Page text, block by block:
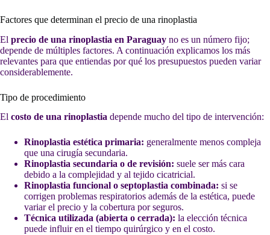
Factores que determinan el precio de una rinoplastia
El precio de una rinoplastia en Paraguay no es un número fijo;
depende de múltiples factores. A continuación explicamos los más
relevantes para que entiendas por qué los presupuestos pueden variar
considerablemente.
Tipo de procedimiento
El costo de una rinoplastia depende mucho del tipo de intervención:
Rinoplastia estética primaria: generalmente menos compleja
que una cirugía secundaria.
Rinoplastia secundaria o de revisión: suele ser más cara
debido a la complejidad y al tejido cicatricial.
Rinoplastia funcional o septoplastia combinada: si se
corrigen problemas respiratorios además de la estética, puede
variar el precio y la cobertura por seguros.
Técnica utilizada (abierta o cerrada): la elección técnica
puede influir en el tiempo quirúrgico y en el costo.